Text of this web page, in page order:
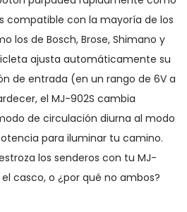
compatible con la mayoría de los
los de Bosch, Brose, Shimano y
ajusta automáticamente su
de entrada (en un rango de 6V a
el MJ-902S cambia
de circulación diurna al modo
para iluminar tu camino.
los senderos con tu MJ-
casco, o ¿por qué no ambos?